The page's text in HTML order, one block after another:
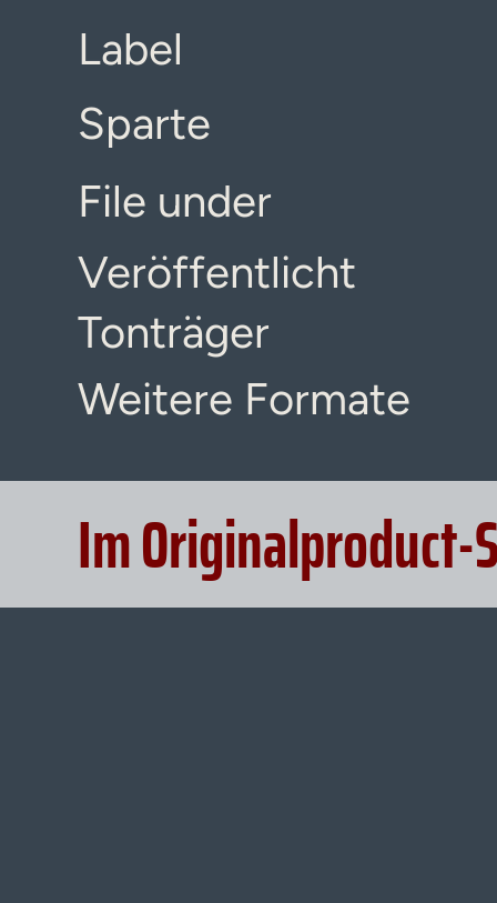
Label
Sparte
File under
Veröffentlicht
Tonträger
Weitere Formate
Im